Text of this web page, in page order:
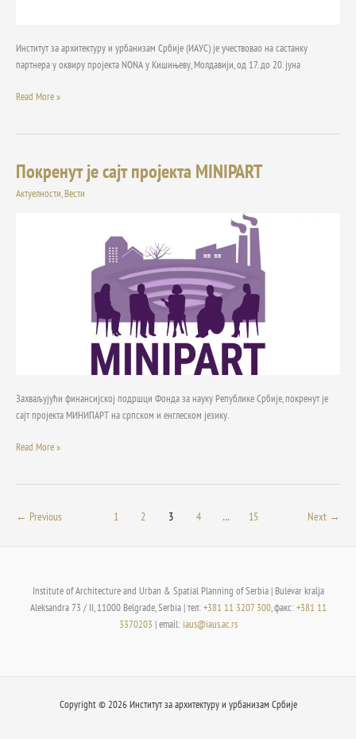
Институт за архитектуру и урбанизам Србије (ИАУС) је учествовао на састанку
партнера у оквиру пројекта NONA у Кишињеву, Молдавији, од 17. до 20. јуна
Read More »
Покренут је сајт пројекта MINIPART
Актуелности,Вести
Захваљујући финансијској подршци Фонда за науку Републике Србије, покренут је
сајт пројекта МИНИПАРТ на српском и енглеском језику.
Покренут
сајт
Read More »
← Previous 1 2 3 4 … 15 Next →
Institute of Architecture and Urban & Spatial Planning of Serbia | Bulevar kralja
Aleksandra 73 / II, 11000 Belgrade, Serbia | тел: +381 11 3207 300, факс: +381 11
3370203 | email: iaus@iaus.ac.rs
Copyright © 2026 Институт за архитектуру и урбанизам Србије